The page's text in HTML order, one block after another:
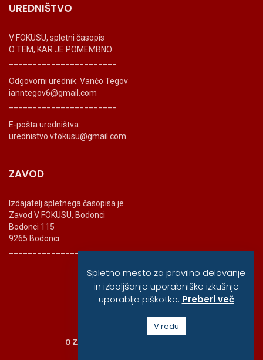
UREDNIŠTVO
V FOKUSU, spletni časopis
O TEM, KAR JE POMEMBNO
Odgovorni urednik: Vančo Tegov
ianntegov6@gmail.com
E-pošta uredništva:
urednistvo.vfokusu@gmail.com
ZAVOD
Izdajatelj spletnega časopisa je
Zavod V FOKUSU, Bodonci
Bodonci 115
9265 Bodonci
_______________________
© vfokusu, 2020
O ZAVODU
Spletno mesto za pravilno delovanje
in izboljšanje uporabniške izkušnje
uporablja piškotke. Preberi več
V redu